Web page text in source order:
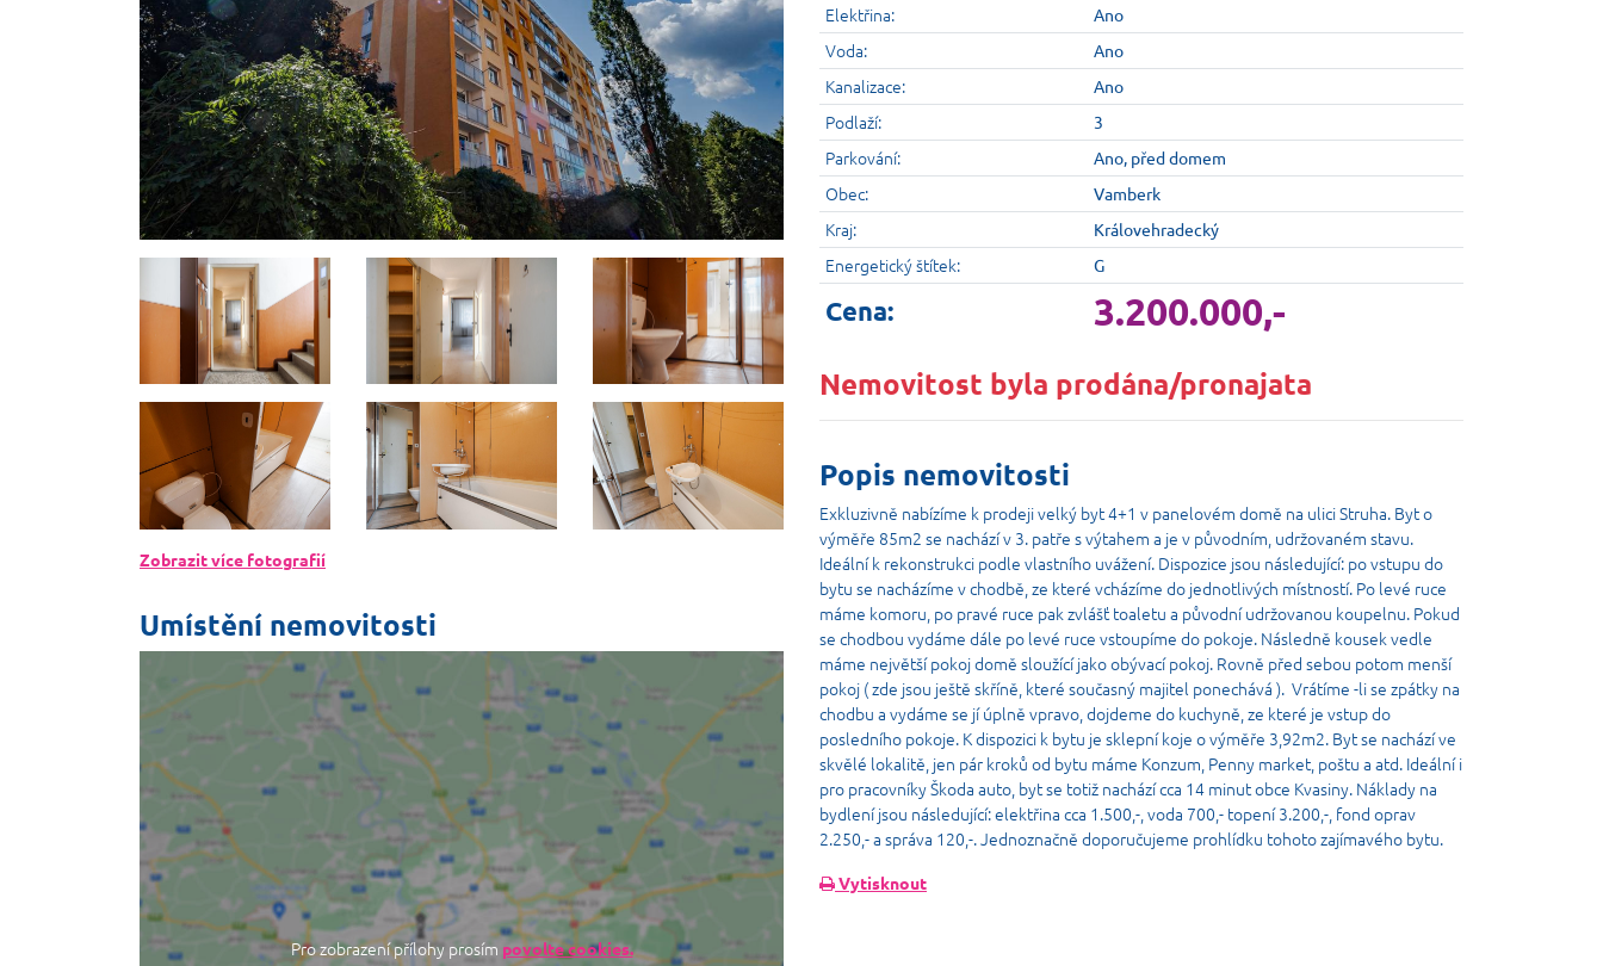
Zobrazit více fotografií
Umístění nemovitosti
Pro zobrazení přílohy prosím povolte cookies.
Elektřina: Ano
Voda: Ano
Kanalizace: Ano
Podlaží: 3
Parkování: Ano, před domem
Obec: Vamberk
Kraj: Královehradecký
Energetický štítek: G
Cena: 3.200.000,-
Nemovitost byla prodána/pronajata
Popis nemovitosti
Exkluzivně nabízíme k prodeji velký byt 4+1 v panelovém domě na ulici Struha. Byt o
výměře 85m2 se nachází v 3. patře s výtahem a je v původním, udržovaném stavu.
Ideální k rekonstrukci podle vlastního uvážení. Dispozice jsou následující: po vstupu do
bytu se nacházíme v chodbě, ze které vcházíme do jednotlivých místností. Po levé ruce
máme komoru, po pravé ruce pak zvlášť toaletu a původní udržovanou koupelnu. Pokud
se chodbou vydáme dále po levé ruce vstoupíme do pokoje. Následně kousek vedle
máme největší pokoj domě sloužící jako obývací pokoj. Rovně před sebou potom menší
pokoj ( zde jsou ještě skříně, které současný majitel ponechává ). Vrátíme -li se zpátky na
chodbu a vydáme se jí úplně vpravo, dojdeme do kuchyně, ze které je vstup do
posledního pokoje. K dispozici k bytu je sklepní koje o výměře 3,92m2. Byt se nachází ve
skvělé lokalitě, jen pár kroků od bytu máme Konzum, Penny market, poštu a atd. Ideální i
pro pracovníky Škoda auto, byt se totiž nachází cca 14 minut obce Kvasiny. Náklady na
bydlení jsou následující: elektřina cca 1.500,-, voda 700,- topení 3.200,-, fond oprav
2.250,- a správa 120,-. Jednoznačně doporučujeme prohlídku tohoto zajímavého bytu.
Vytisknout